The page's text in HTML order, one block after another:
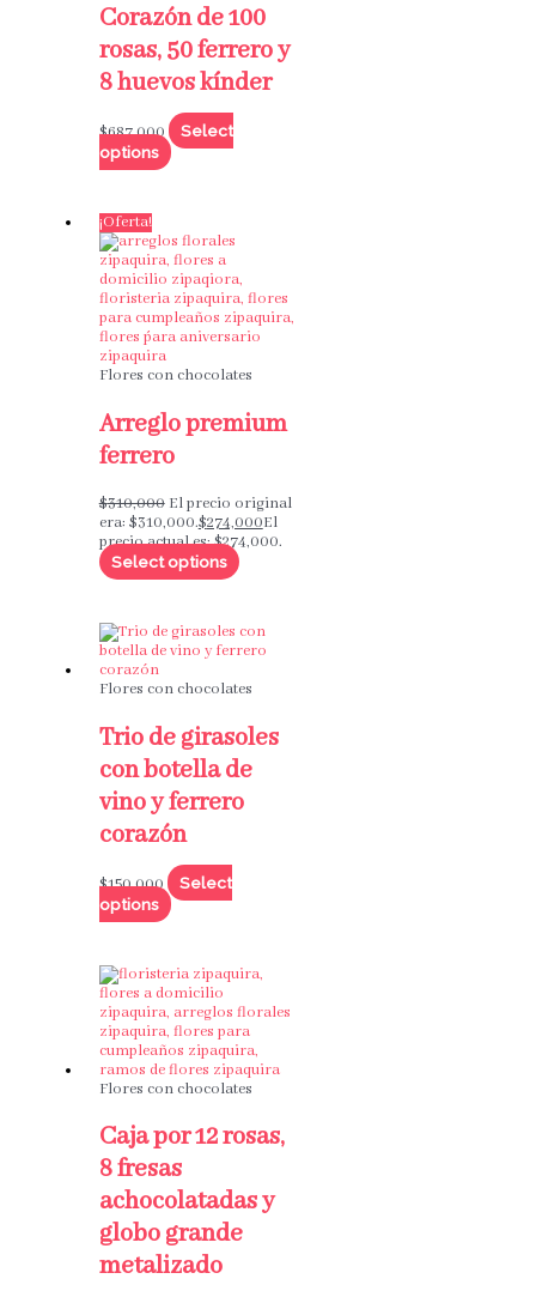
Corazón de 100
rosas, 50 ferrero y
8 huevos kínder
$687,000
Select
options
¡Oferta!
Flores con chocolates
Arreglo premium
ferrero
$310,000 El precio original
era: $310,000.$274,000El
precio actual es: $274,000.
Select options
Flores con chocolates
Trio de girasoles
con botella de
vino y ferrero
corazón
$150,000
Select
options
Flores con chocolates
Caja por 12 rosas,
8 fresas
achocolatadas y
globo grande
metalizado